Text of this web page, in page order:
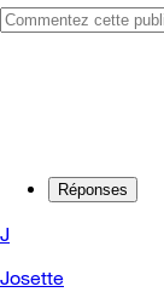
Réponses
J
Josette